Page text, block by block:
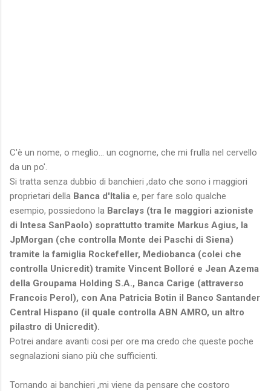
C'è un nome, o meglio... un cognome, che mi frulla nel cervello
da un po'.
Si tratta senza dubbio di banchieri ,dato che sono i maggiori
proprietari della Banca d'Italia e, per fare solo qualche
esempio, possiedono la Barclays (tra le maggiori azioniste
di Intesa SanPaolo) soprattutto tramite Markus Agius, la
JpMorgan (che controlla Monte dei Paschi di Siena)
tramite la famiglia Rockefeller, Mediobanca (colei che
controlla Unicredit) tramite Vincent Bolloré e Jean Azema
della Groupama Holding S.A., Banca Carige (attraverso
Francois Perol), con Ana Patricia Botin il Banco Santander
Central Hispano (il quale controlla ABN AMRO, un altro
pilastro di Unicredit).
Potrei andare avanti cosi per ore ma credo che queste poche
segnalazioni siano più che sufficienti.
Tornando ai banchieri ,mi viene da pensare che costoro